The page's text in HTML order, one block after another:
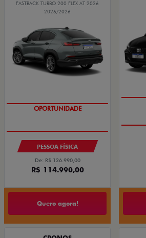
FASTBACK TURBO 200 FLEX AT 2026
2026/2026
OPORTUNIDADE
PESSOA FÍSICA
De: R$ 126.990,00
R$ 114.990,00
Quero agora!